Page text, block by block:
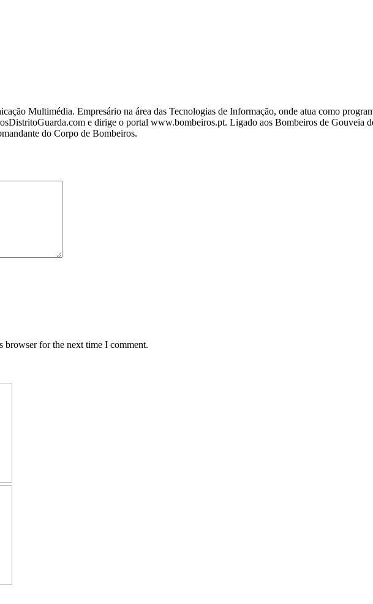
Multimédia. Empresário na área das Tecnologias de Informação, onde atua como
e dirige o portal www.bombeiros.pt. Ligado aos Bombeiros de Gouveia
do Corpo de Bombeiros.
browser for the next time I comment.